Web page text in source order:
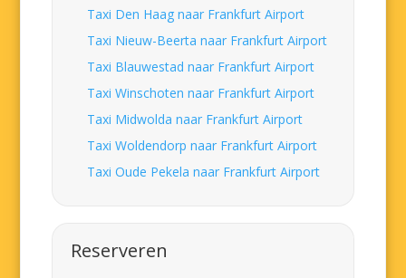
Taxi Den Haag naar Frankfurt Airport
Taxi Nieuw-Beerta naar Frankfurt Airport
Taxi Blauwestad naar Frankfurt Airport
Taxi Winschoten naar Frankfurt Airport
Taxi Midwolda naar Frankfurt Airport
Taxi Woldendorp naar Frankfurt Airport
Taxi Oude Pekela naar Frankfurt Airport
Reserveren